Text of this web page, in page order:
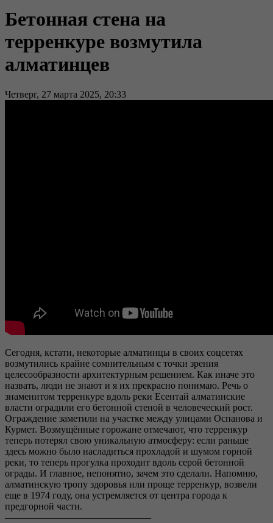
Бетонная стена на
терренкуре возмутила
алматинцев
Четверг, 27 марта 2025, 20:33
Сегодня, кстати, некоторые алматинцы в своих соцсетях
возмутились крайне сомнительным с точки зрения
целесообразности архитектурным решением. Как иначе это
назвать, люди не знают и я их прекрасно понимаю. Речь о
знаменитом терренкуре вдоль реки Есентай алматинские
власти оградили его бетонной стеной в человеческий рост.
Ограждение заметили на участке между улицами Оспанова и
Курмет. Возмущённые горожане отмечают, что терренкур
теперь потерял свою уникальную атмосферу: если раньше
здесь можно было насладиться прохладой и шумом горной
реки, то теперь прогулка проходит вдоль серой бетонной
ограды. И главное, непонятно, зачем это сделали. Напомню,
алматинскую тропу здоровья или проще терренкур, возвели
еще в 1974 году, она устремляется от центра города к
предгорной части.
———————————————